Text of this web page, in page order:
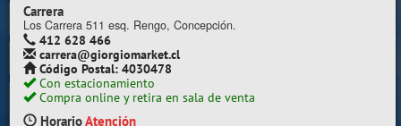
Preguntas Frecuentes
Sugererir productos
Su compra se realizará en la sala de ventas
Camilo Henríquez
Carrera
Los Carrera 511 esq. Rengo, Concepción.
412 628 466
carrera@giorgiomarket.cl
Código Postal: 4030478
Con estacionamiento
Compra online y retira en sala de venta
HorarioAtención